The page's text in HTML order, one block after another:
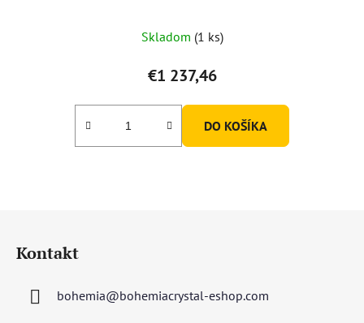
Skladom (1 ks)
€1 237,46
DO KOŠÍKA
Kontakt
bohemia@bohemiacrystal-eshop.com